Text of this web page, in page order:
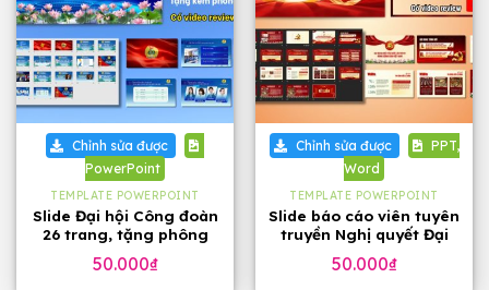
Chỉnh sửa được
PowerPoint
TEMPLATE POWERPOINT
Slide Đại hội Công đoàn
26 trang, tặng phông
50.000₫
Chỉnh sửa được
PPT,
Word
TEMPLATE POWERPOINT
Slide báo cáo viên tuyên
truyền Nghị quyết Đại
trang
50.000₫